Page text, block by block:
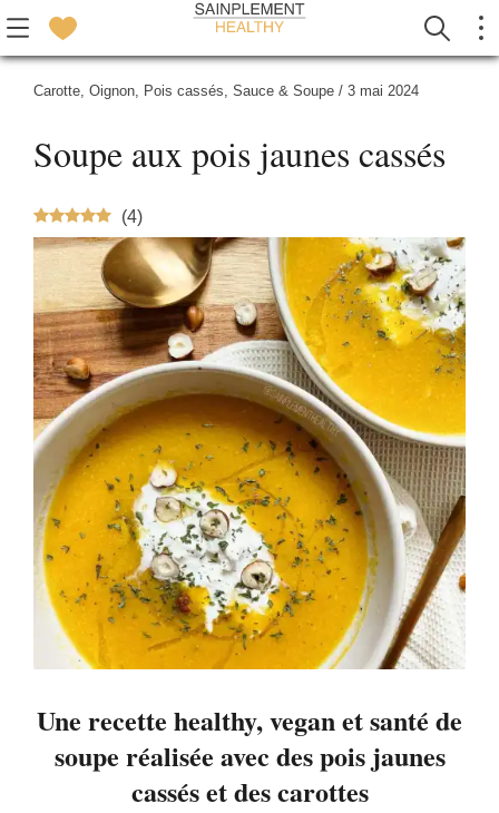
Carotte, Oignon, Pois cassés, Sauce & Soupe / 3 mai 2024
Soupe aux pois jaunes cassés
(4)
Une recette healthy, vegan et santé de
soupe réalisée avec des pois jaunes
cassés et des carottes